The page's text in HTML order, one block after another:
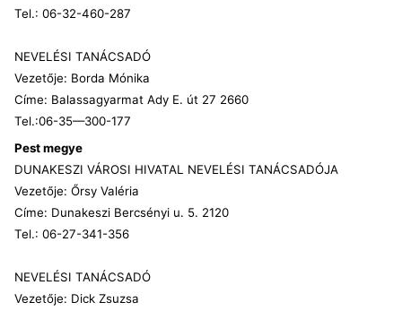
Tel.: 06-32-460-287
NEVELÉSI TANÁCSADÓ
Vezetője: Borda Mónika
Címe: Balassagyarmat Ady E. út 27 2660
Tel.:06-35—300-177
Pest megye
DUNAKESZI VÁROSI HIVATAL NEVELÉSI TANÁCSADÓJA
Vezetője: Őrsy Valéria
Címe: Dunakeszi Bercsényi u. 5. 2120
Tel.: 06-27-341-356
NEVELÉSI TANÁCSADÓ
Vezetője: Dick Zsuzsa